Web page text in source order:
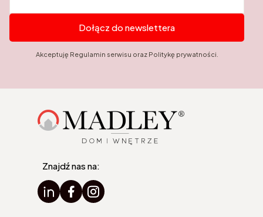
Dołącz do newslettera
Akceptuję Regulamin serwisu oraz Politykę prywatności.
Znajdź nas na: